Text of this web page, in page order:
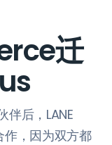
迁
后，LANE
，因为双方都